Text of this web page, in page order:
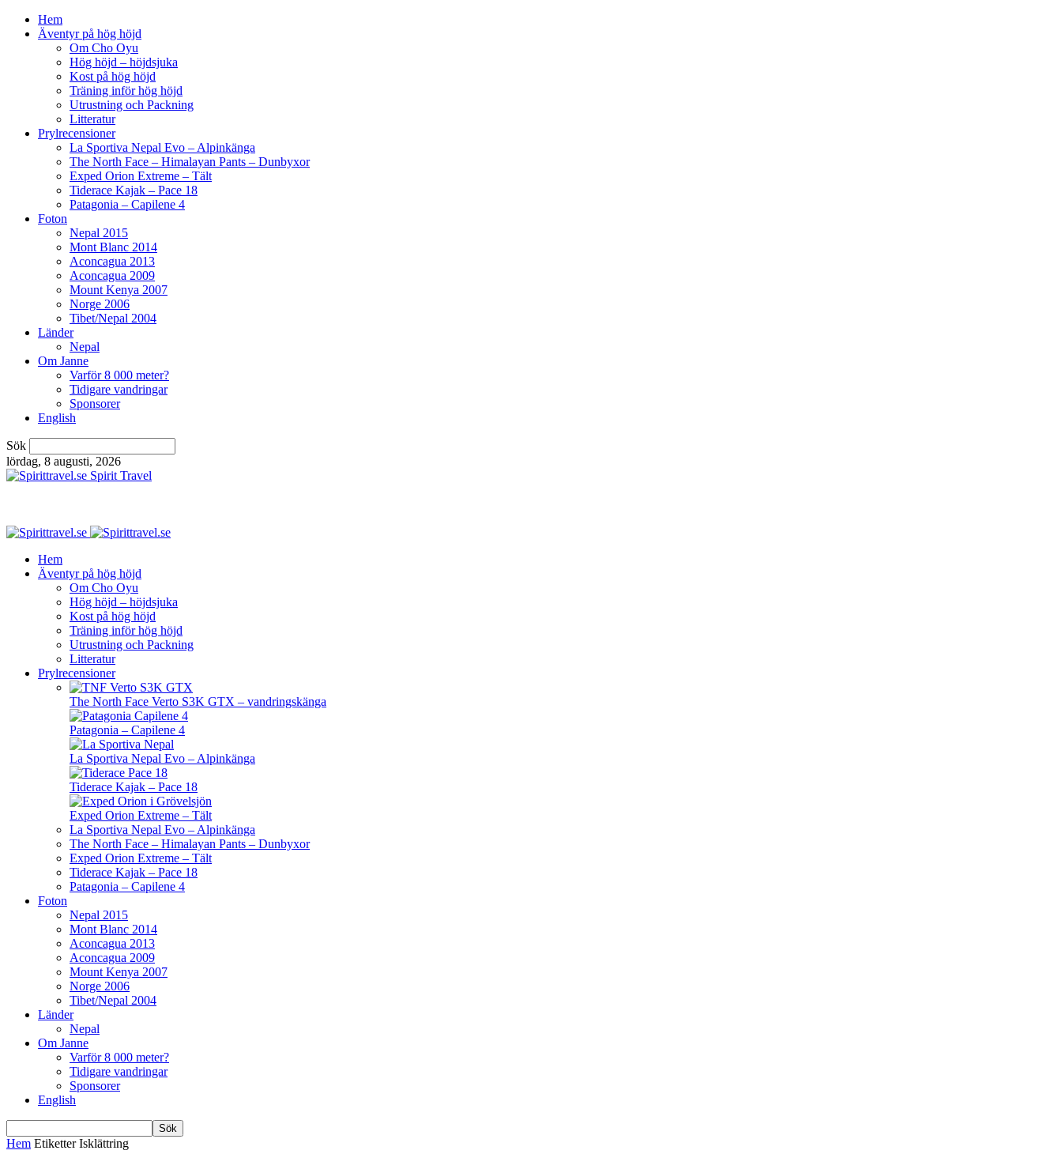
Hem
Äventyr på hög höjd
Om Cho Oyu
Hög höjd – höjdsjuka
Kost på hög höjd
Träning inför hög höjd
Utrustning och Packning
Litteratur
Prylrecensioner
La Sportiva Nepal Evo – Alpinkänga
The North Face – Himalayan Pants – Dunbyxor
Exped Orion Extreme – Tält
Tiderace Kajak – Pace 18
Patagonia – Capilene 4
Foton
Nepal 2015
Mont Blanc 2014
Aconcagua 2013
Aconcagua 2009
Mount Kenya 2007
Norge 2006
Tibet/Nepal 2004
Länder
Nepal
Om Janne
Varför 8 000 meter?
Tidigare vandringar
Sponsorer
English
Sök
lördag, 8 augusti, 2026
Spirit Travel
Hem
Äventyr på hög höjd
Om Cho Oyu
Hög höjd – höjdsjuka
Kost på hög höjd
Träning inför hög höjd
Utrustning och Packning
Litteratur
Prylrecensioner
The North Face Verto S3K GTX – vandringskänga
Patagonia – Capilene 4
La Sportiva Nepal Evo – Alpinkänga
Tiderace Kajak – Pace 18
Exped Orion Extreme – Tält
La Sportiva Nepal Evo – Alpinkänga
The North Face – Himalayan Pants – Dunbyxor
Exped Orion Extreme – Tält
Tiderace Kajak – Pace 18
Patagonia – Capilene 4
Foton
Nepal 2015
Mont Blanc 2014
Aconcagua 2013
Aconcagua 2009
Mount Kenya 2007
Norge 2006
Tibet/Nepal 2004
Länder
Nepal
Om Janne
Varför 8 000 meter?
Tidigare vandringar
Sponsorer
English
Hem Etiketter Isklättring